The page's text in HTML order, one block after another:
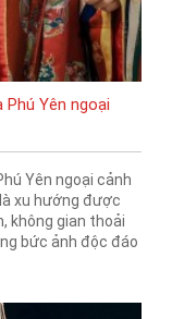
Yên ngoại
Yên ngoại cảnh
xu hướng được
không gian thoải
bức ảnh độc đáo